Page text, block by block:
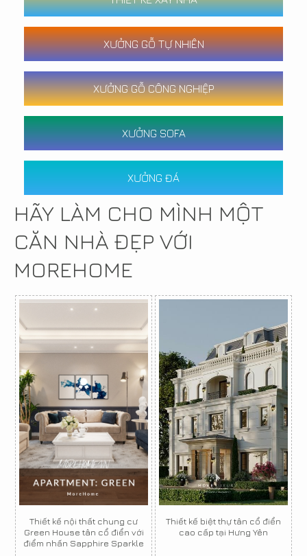
XƯỞNG GỖ TỰ NHIÊN
XƯỞNG GỖ CÔNG NGHIỆP
XƯỞNG SOFA
XƯỞNG ĐÁ
HÃY LÀM CHO MÌNH MỘT
CĂN NHÀ ĐẸP VỚI
MOREHOME
Thiết kế nội thất chung cư
Green House tân cổ điển với
điểm nhấn Sapphire Sparkle
Thiết kế biệt thự tân cổ điển
cao cấp tại Hưng Yên